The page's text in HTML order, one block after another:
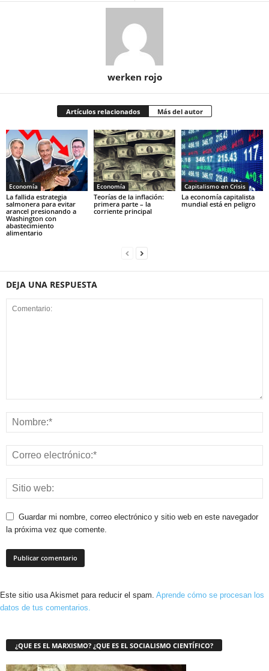
werken rojo
Artículos relacionados Más del autor
Economía
La fallida estrategia
salmonera para evitar
arancel presionando a
Washington con
abastecimiento
alimentario
Economía
Teorías de la inflación:
primera parte – la
corriente principal
Capitalismo en Crisis
La economía capitalista
mundial está en peligro
DEJA UNA RESPUESTA
Guardar mi nombre, correo electrónico y sitio web en este navegador
la próxima vez que comente.
Este sitio usa Akismet para reducir el spam. Aprende cómo se procesan los
datos de tus comentarios.
¿QUE ES EL MARXISMO? ¿QUE ES EL SOCIALISMO CIENTÍFICO?